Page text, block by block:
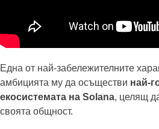
Една от най-забележителните
амбицията му да осъществи най-
екосистемата на Solana, целящ
своята общност.